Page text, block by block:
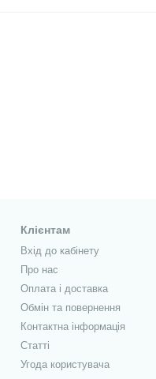
Клієнтам
Вхід до кабінету
Про нас
Оплата і доставка
Обмін та повернення
Контактна інформація
Статті
Угода користувача